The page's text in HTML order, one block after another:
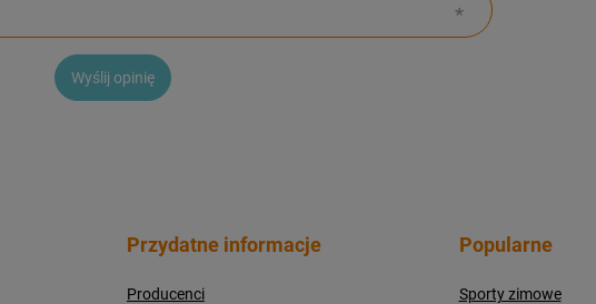
Wyślij opinię
Przydatne informacje
Producenci
Popularne
Sporty zimowe